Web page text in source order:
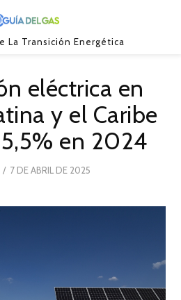
La Transición Energética
eléctrica en
y el Caribe
en 2024
POSTED
7 DE ABRIL DE 2025